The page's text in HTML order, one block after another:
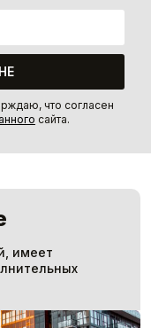
что согласен
сайта.
имеет